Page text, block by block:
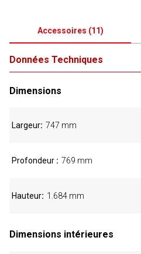
Accessoires (11)
Données Techniques
Dimensions
Largeur 747 mm
Profondeur 769 mm
Hauteur 1.684 mm
Dimensions intérieures